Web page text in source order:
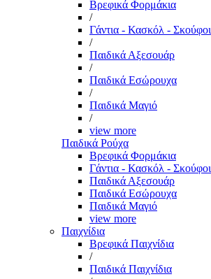
Βρεφικά Φορμάκια
/
Γάντια - Κασκόλ - Σκούφοι
/
Παιδικά Αξεσουάρ
/
Παιδικά Εσώρουχα
/
Παιδικά Μαγιό
/
view more
Παιδικά Ρούχα
Βρεφικά Φορμάκια
Γάντια - Κασκόλ - Σκούφοι
Παιδικά Αξεσουάρ
Παιδικά Εσώρουχα
Παιδικά Μαγιό
view more
Παιχνίδια
Βρεφικά Παιχνίδια
/
Παιδικά Παιχνίδια